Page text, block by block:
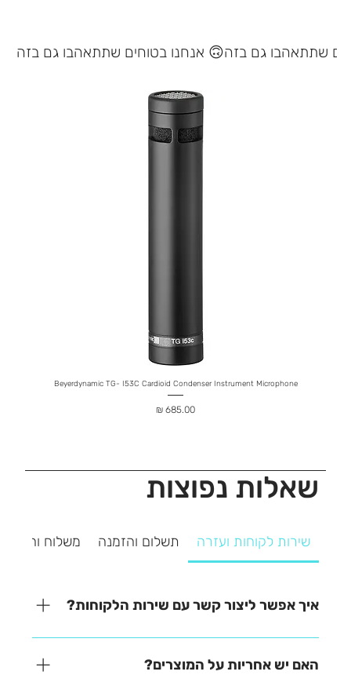
אנחנו בטוחים שתתאהבו גם בזה 🙃
Beyerdynamic TG- I53C Cardioid Condenser Instrument Microphone
מחיר
שאלות נפוצות
שירות לקוחות ועזרה תשלום והזמנה משלוח
איך אפשר ליצור קשר עם שירות הלקוחות?
אנחנו כאן כדי לעזור! ניתן ליצור איתנו קשר בקלות דרך
אחת מהאפשרויות הבאות: - בטלפון – 03-641-6555 -
האם יש אחריות על המוצרים?